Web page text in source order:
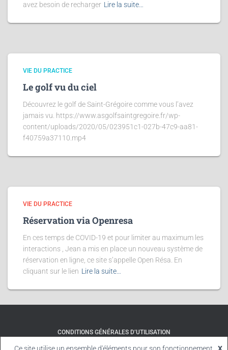
avez besoin de recharger Lire la suite…
VIE DU PRACTICE
Le golf vu du ciel
Découvrez le golf de Saint-Grégoire comme vous l’avez
jamais vu. https://www.asgolfsaintgregoire.fr/wp-
content/uploads/2020/05/023951c1-027b-47c9-aa81-
f40759a37110.mp4
VIE DU PRACTICE
Réservation via Openresa
En ces temps de COVID-19 et pour limiter au maximum les
interactions , Jean a mis en place un nouveau système de
réservation en ligne, ce site s’appelle Open Résa. En
cliquant sur le lien Lire la suite…
CONDITIONS GÉNÉRALES D’UTILISATION